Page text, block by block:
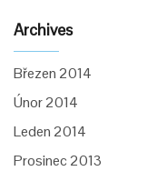
Archives
Březen 2014
Únor 2014
Leden 2014
Prosinec 2013